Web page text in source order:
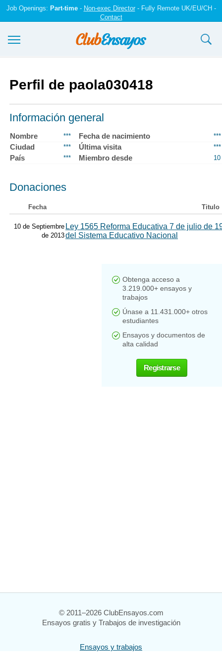
Job Openings: Part-time- Non-exec Director- Fully Remote UK/EU/CH -
Contact
Registrarse
Iniciar sesión
Contáctenos
Perfil de paola030418
Información general
Nombre *** Fecha de nacimiento ***
Ciudad *** Última visita ***
País *** Miembro desde
Donaciones
Fecha Titulo
10 de Septiembre
de 2013
Ley 1565 Reforma Educativa 7 de julio de
del Sistema Educativo Nacional
Obtenga acceso a
3.219.000+ ensayos y
trabajos
Únase a 11.431.000+ otros
estudiantes
Ensayos y documentos de
alta calidad
Registrarse
© 2011–2026 ClubEnsayos.com
Ensayos gratis y Trabajos de investigación
Ensayos y trabajos